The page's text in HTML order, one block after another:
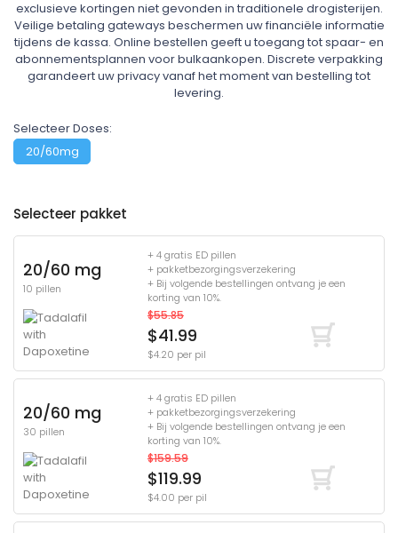
exclusieve kortingen niet gevonden in traditionele drogisterijen.
Veilige betaling gateways beschermen uw financiële informatie
tijdens de kassa. Online bestellen geeft u toegang tot spaar- en
abonnementsplannen voor bulkaankopen. Discrete verpakking
garandeert uw privacy vanaf het moment van bestelling tot
levering.
Selecteer Doses:
20/60mg
Selecteer pakket
20/60 mg
10 pillen
+ 4 gratis ED pillen
+ pakketbezorgingsverzekering
+ Bij volgende bestellingen ontvang je een
korting van 10%.
$55.85
$41.99
$4.20 per pil
20/60 mg
30 pillen
+ 4 gratis ED pillen
+ pakketbezorgingsverzekering
+ Bij volgende bestellingen ontvang je een
korting van 10%.
$159.59
$119.99
$4.00 per pil